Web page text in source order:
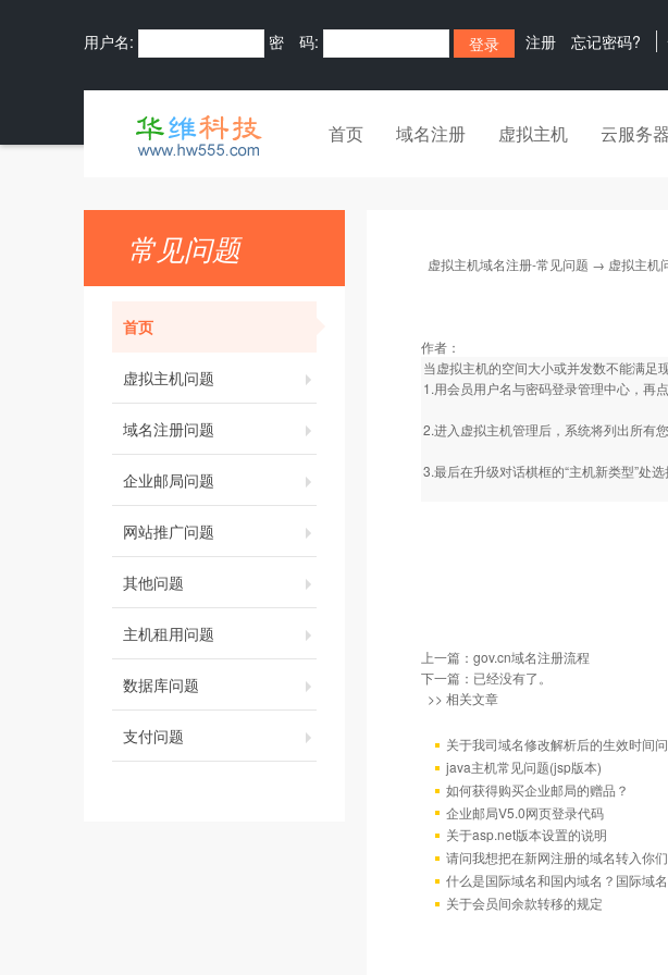
用户名: 密 码: 注册 忘记密码?
首页 域名注册 虚拟主机 云服务器
常见问题
首页
虚拟主机问题
域名注册问题
企业邮局问题
网站推广问题
其他问题
主机租用问题
数据库问题
支付问题
虚拟主机域名注册-常见问题 → 虚拟主机
作者：
当虚拟主机的空间大小或并发数不能满足
1.用会员用户名与密码登录管理中心，再
2.进入虚拟主机管理后，系统将列出所有
3.最后在升级对话棋框的“主机新类型”处
上一篇： gov.cn域名注册流程
下一篇：已经没有了。
>> 相关文章
关于我司域名修改解析后的生效时间
java主机常见问题(jsp版本)
如何获得购买企业邮局的赠品？
企业邮局V5.0网页登录代码
关于asp.net版本设置的说明
请问我想把在新网注册的域名转入你
什么是国际域名和国内域名？国际域
关于会员间余款转移的规定